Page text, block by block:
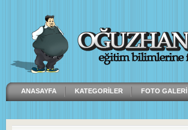
ANASAYFA KATEGORILER FOTO GALERI